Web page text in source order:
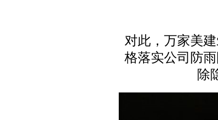
对此，万家美
格落实公司防
除